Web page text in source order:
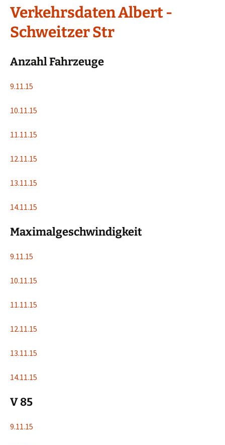
Verkehrsdaten Albert -
Schweitzer Str
Anzahl Fahrzeuge
9.11.15
10.11.15
11.11.15
12.11.15
13.11.15
14.11.15
Maximalgeschwindigkeit
9.11.15
10.11.15
11.11.15
12.11.15
13.11.15
14.11.15
V 85
9.11.15